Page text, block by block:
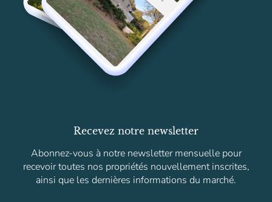
Recevez notre newsletter
Abonnez-vous à notre newsletter mensuelle pour
recevoir toutes nos propriétés nouvellement inscrites,
ainsi que les dernières informations du marché.